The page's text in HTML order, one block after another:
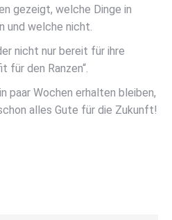
gezeigt, welche Dinge in
und welche nicht.
nicht nur bereit für ihre
für den Ranzen“.
paar Wochen erhalten bleiben,
alles Gute für die Zukunft!